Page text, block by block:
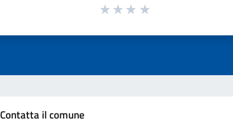
Contatta il comune